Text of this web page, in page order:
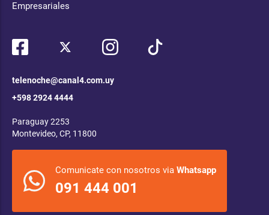
Empresariales
telenoche@canal4.com.uy
+598 2924 4444
Paraguay 2253
Montevideo, CP, 11800
Comunicate con nosotros via Whatsapp
091 444 001